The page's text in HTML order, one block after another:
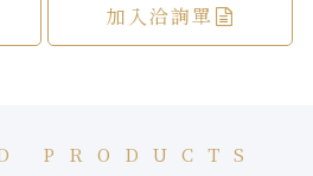
加入洽詢單
PRODUCTS